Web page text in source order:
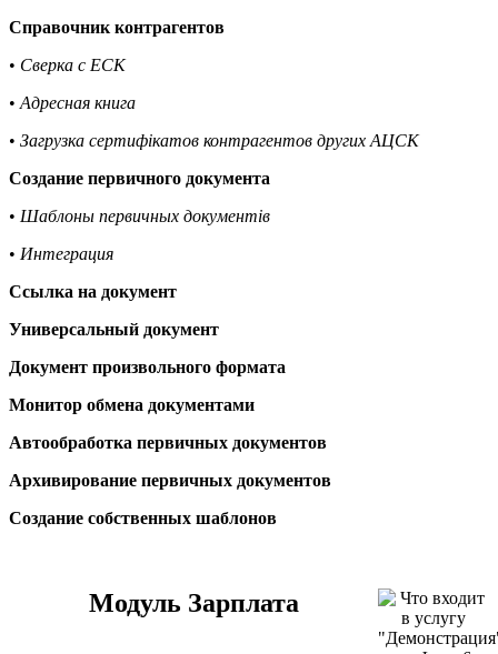
Справочник контрагентов
• Сверка с ЕСК
• Адресная книга
• Загрузка сертифікатов контрагентов других АЦСК
Создание первичного документа
• Шаблоны первичных документів
• Интеграция
Ссылка на документ
Универсальный документ
Документ произвольного формата
Монитор обмена документами
Автообработка первичных документов
Архивирование первичных документов
Создание собственных шаблонов
Модуль Зарплата